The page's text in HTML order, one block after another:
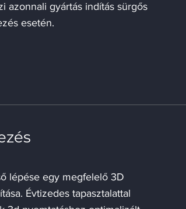
azonnali gyártás indítás sürgős
esetén.
lépése egy megfelelő 3D
Évtizedes tapasztalattal